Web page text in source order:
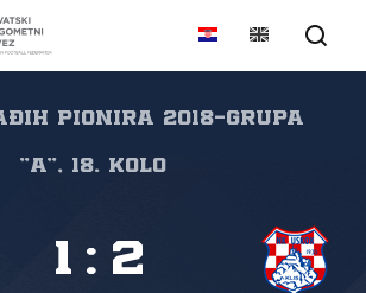
pionira 2018-grupa
"A", 18. kolo
1 : 2